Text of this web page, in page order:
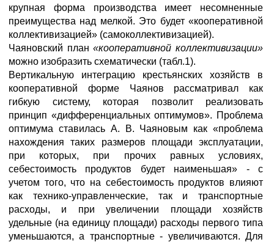
крупная форма производства имеет несомненные
преимущества над мелкой. Это будет «кооперативной
коллективизацией» (самоколлективизацией).
Чаяновский план«кооперативной коллективизации»
можно изобразить схематически (табл.1).
Вертикальную интеграцию крестьянских хозяйств в
кооперативной форме Чаянов рассматривал как
гибкую систему, которая позволит реализовать
принцип «дифференциальных оптимумов». Проблема
оптимума ставилась А. В. Чаяновым как «проблема
нахождения таких размеров площади эксплуатации,
при которых, при прочих равных условиях,
себестоимость продуктов будет наименьшая» - с
учетом того, что на себестоимость продуктов влияют
как технико-управленческие, так и транспортные
расходы, и при увеличении площади хозяйств
удельные (на единицу площади) расходы первого типа
уменьшаются, а транспортные - увеличиваются. Для